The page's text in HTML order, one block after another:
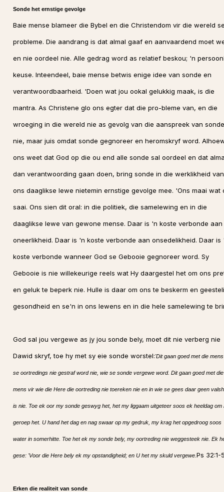
Sonde het ernstige gevolge
Baie mense blameer die Bybel en die Christendom vir die wereld
probleme. Die aandrang is dat almal gaaf en aanvaardend moet
en nie oordeel nie. Alle gedrag word as relatief beskou; 'n
keuse. Inteendeel, baie mense betwis enige idee van sonde en
verantwoordbaarheid. 'Doen wat jou ookal gelukkig maak, is die
mantra. As Christene glo ons egter dat die pro-bleme van, en die
wroeging in die wereld nie as gevolg van die aanspreek van
nie, maar juis omdat sonde gegnoreer en heromskryf word.
ons weet dat God op die ou end alle sonde sal oordeel en dat
dan verantwoording gaan doen, bring sonde in die werklikheid van
ons daaglikse lewe nietemin ernstige gevolge mee. 'Ons maai wat
saai. Ons sien dit oral: in die politiek, die samelewing en in die
daaglikse lewe van gewone mense. Daar is 'n koste verbonde aan
oneerlikheid. Daar is 'n koste verbonde aan onsedelikheid. Daar is
koste verbonde wanneer God se Gebooie gegnoreer word. Sy
Gebooie is nie willekeurige reels wat Hy daargestel het om ons
en geluk te beperk nie. Hulle is daar om ons te beskerm en
gesondheid en se'n in ons lewens en in die hele samelewing te
God sal jou vergewe as jy jou sonde bely, moet dit nie verberg nie
Dawid skryf, toe hy met sy eie sonde worstel:'Dit gaan goed met die
se oortredings nie gestraf word nie, wie se sonde vergewe word. Dit gaan goed met die
mens vir wie die Here die oortreding nie toereken nie en in wie se gees daar geen
is nie. Toe ek oor my sonde geswyg het, het my liggaam uitgeteer soos ek heeldag om
geroep het. U hand het dag en nag swaar op my gedruk, my krag het opgedroog soos
water in somerhitte. Toe het ek my sonde bely, my oortreding nie weggesteek nie. Ek
gese: 'Voor die Here bely ek my opstandigheid; en U het my skuld vergewe. Ps 32:1-
Erken die realiteit van sonde